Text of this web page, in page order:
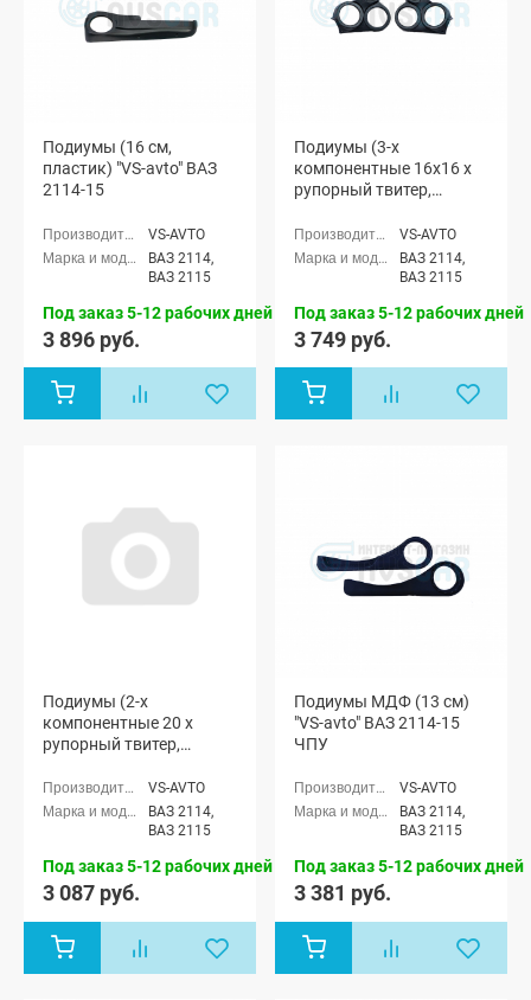
Подиумы (16 см,
пластик) "VS-avto" ВАЗ
2114-15
VS-AVTO
ВАЗ 2114,
ВАЗ 2115
Под заказ 5-12 рабочих дней
3 896 руб.
Подиумы (3-х
компонентные 16x16 x
рупорный твитер,
2114-15
VS-AVTO
ВАЗ 2114,
ВАЗ 2115
Под заказ 5-12 рабочих дней
3 749 руб.
Подиумы (2-х
компонентные 20 x
рупорный твитер,
2114-15
VS-AVTO
ВАЗ 2114,
ВАЗ 2115
Под заказ 5-12 рабочих дней
3 087 руб.
Подиумы МДФ (13 см)
"VS-avto" ВАЗ 2114-15
ЧПУ
VS-AVTO
ВАЗ 2114,
ВАЗ 2115
Под заказ 5-12 рабочих дней
3 381 руб.